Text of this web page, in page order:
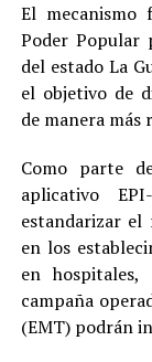
El
Poder Popular
del estado La
el objetivo de
de manera
Como parte
aplicativo
estandarizar
en los
en hospitales,
campaña
(EMT) podrán